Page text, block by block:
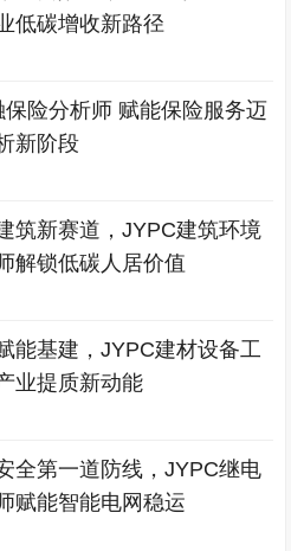
低碳增收新路径
保险分析师 赋能保险服务迈
新阶段
筑新赛道，JYPC建筑环境
解锁低碳人居价值
能基建，JYPC建材设备工
业提质新动能
全第一道防线，JYPC继电
赋能智能电网稳运